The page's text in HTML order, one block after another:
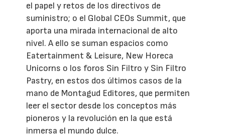
el papel y retos de los directivos de
suministro; o el Global CEOs Summit, que
aporta una mirada internacional de alto
nivel. A ello se suman espacios como
Eatertainment & Leisure, New Horeca
Unicorns o los foros Sin Filtro y Sin Filtro
Pastry, en estos dos últimos casos de la
mano de Montagud Editores, que permiten
leer el sector desde los conceptos más
pioneros y la revolución en la que está
inmersa el mundo dulce.